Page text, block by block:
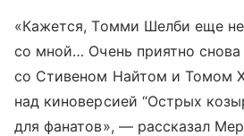
«Кажется, Томми Шелби еще
со мной… Очень приятно снова
со Стивеном Найтом и Томом
над киноверсией “Острых
для фанатов», — рассказал